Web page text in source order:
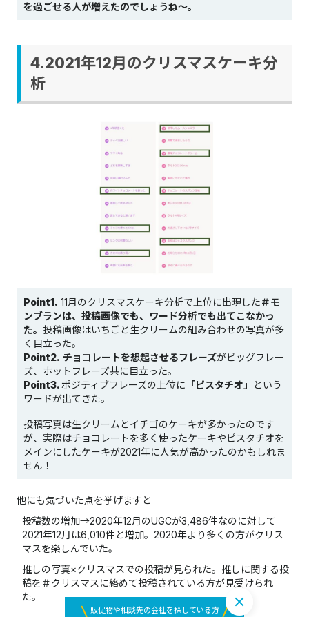
を過ごせる人が増えたのでしょうね～。
4.2021年12月のクリスマスケーキ分
析
Point1. 11月のクリスマスケーキ分析で上位に出現した＃モ
ンブランは、投稿画像でも、ワード分析でも出てこなかっ
た。 投稿画像はいちごと生クリームの組み合わせの写真が多
く目立った。
Point2. チョコレートを想起させるフレーズがビッグフレー
ズ、ホットフレーズ共に目立った。
Point3.ポジティブフレーズの上位に 「ピスタチオ」
という
ワードが出てきた。
投稿写真は生クリームとイチゴのケーキが多かったのです
が、実際はチョコレートを多く使ったケーキやピスタチオを
メインにしたケーキが2021年に人気が高かったのかもしれま
せん！
他にも気づいた点を挙げますと
投稿数の増加→2020年12月のUGCが3,486件なのに対して
2021年12月は6,010件と増加。2020年より多くの方がクリス
マスを楽しんでいた。
推しの写真×クリスマスでの投稿が見られた。推しに関する投
稿を＃クリスマスに絡めて投稿されている方が見受けられ
た。
販促物や相談先の会社を探している方